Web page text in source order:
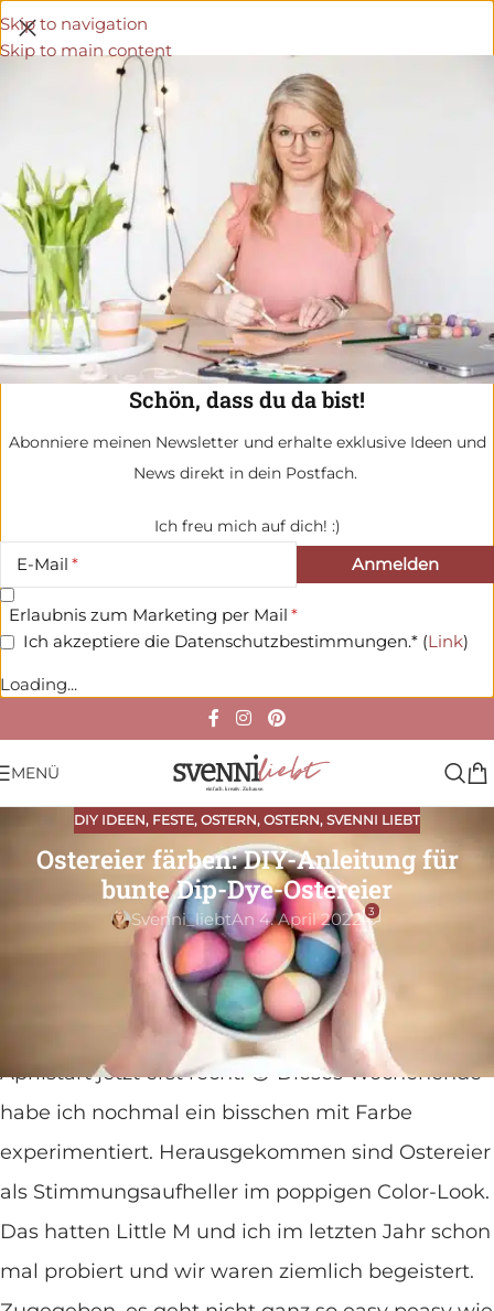
Schön, dass du da bist!
Abonniere meinen Newsletter und erhalte exklusive Ideen und
News direkt in dein Postfach.
Ich freu mich auf dich! :)
E-Mail
Erlaubnis zum Marketing per Mail
Ich akzeptiere die Datenschutzbestimmungen.* (Link)
Loading...
Skip to navigation
Skip to main content
MENÜ
DIY IDEEN, FESTE, OSTERN, OSTERN, SVENNI LIEBT
Ostereier färben: DIY-Anleitung für
bunte Dip-Dye-Ostereier
Svenni_liebtAn 4. April 2022 3
Nach Dip-Dye-Kerzen kommen jetzt die Dip-
Dye-Ostereier! Ostereier färben, die so bunt wie
der Frühling sind. Nach dem schneereichen
Aprilstart jetzt erst recht. 😊 Dieses Wochenende
habe ich nochmal ein bisschen mit Farbe
experimentiert. Herausgekommen sind Ostereier
als Stimmungsaufheller im poppigen Color-Look.
Das hatten Little M und ich im letzten Jahr schon
mal probiert und wir waren ziemlich begeistert.